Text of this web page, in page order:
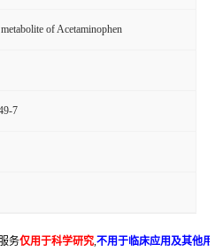
of Acetaminophen
7
务仅用于科学研究,不用于临床应用及其他用